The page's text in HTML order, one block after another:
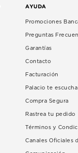
AYUDA
Promociones
Preguntas
Garantías
Contacto
Facturación
Palacio te escucha
Compra Segura
Rastrea tu pedido
Términos y
Canales Oficiales